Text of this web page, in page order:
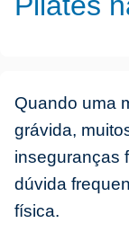
Quando uma
grávida,
inseguranças
dúvida
física.